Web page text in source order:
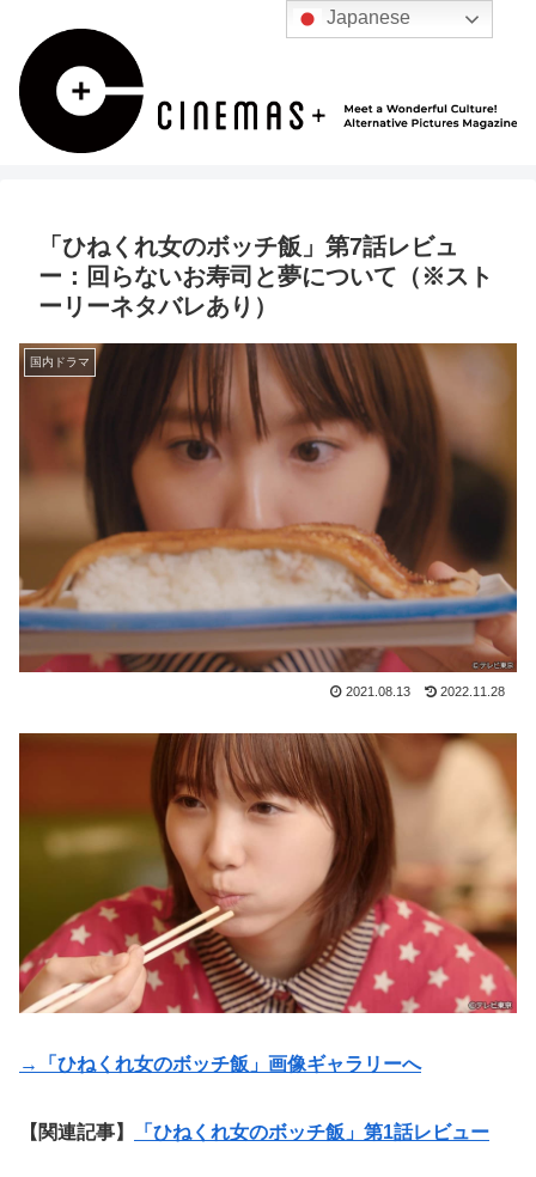
「ひねくれ女のボッチ飯」第7話レビュ
ー：回らないお寿司と夢について（※スト
ーリーネタバレあり）
国内ドラマ
2021.08.13 2022.11.28
→「ひねくれ女のボッチ飯」画像ギャラリーへ
【関連記事】 「ひねくれ女のボッチ飯」第1話レビュー
Japanese